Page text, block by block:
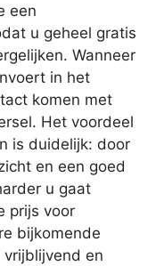
een
u geheel gratis
Wanneer
in het
komen met
Het voordeel
is duidelijk: door
en een goed
u gaat
prijs voor
bijkomende
en